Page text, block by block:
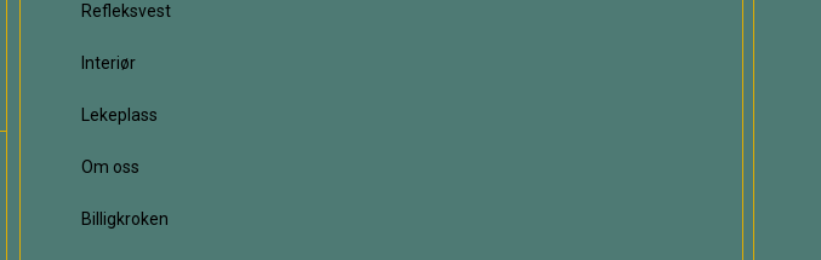
Refleksvest
Interiør
Lekeplass
Om oss
Billigkroken